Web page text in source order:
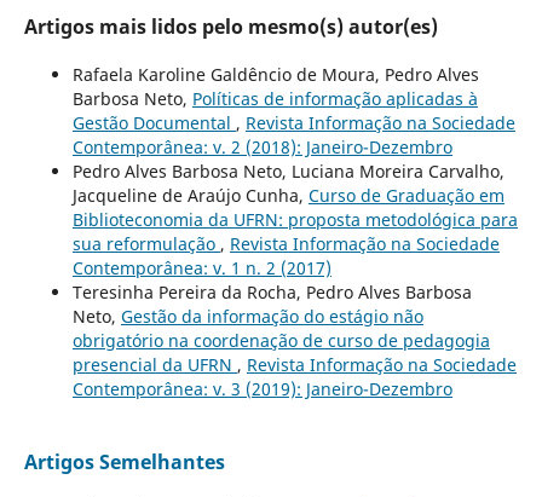
Artigos mais lidos pelo mesmo(s) autor(es)
Rafaela Karoline Galdêncio de Moura, Pedro Alves
Barbosa Neto, Políticas de informação aplicadas à
Gestão Documental , Revista Informação na Sociedade
Contemporânea: v. 2 (2018): Janeiro-Dezembro
Pedro Alves Barbosa Neto, Luciana Moreira Carvalho,
Jacqueline de Araújo Cunha, Curso de Graduação em
Biblioteconomia da UFRN: proposta metodológica para
sua reformulação , Revista Informação na Sociedade
Contemporânea: v. 1 n. 2 (2017)
Teresinha Pereira da Rocha, Pedro Alves Barbosa
Neto, Gestão da informação do estágio não
obrigatório na coordenação de curso de pedagogia
presencial da UFRN , Revista Informação na Sociedade
Contemporânea: v. 3 (2019): Janeiro-Dezembro
Artigos Semelhantes